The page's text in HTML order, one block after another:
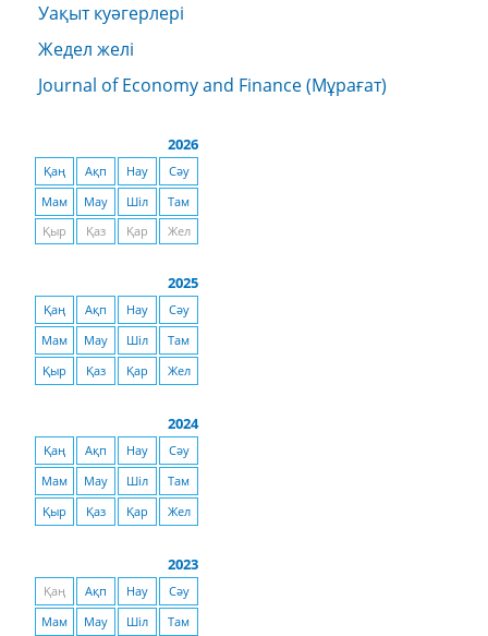
Уақыт куәгерлері
Жедел желі
Journal of Economy and Finance (Мұрағат)
2026
Қаң Ақп Нау
Сәу
Мам
Мау Шіл
Там
Қыр
Қаз Қар Жел
2025
Қаң Ақп Нау
Сәу
Мам
Мау Шіл
Там
Қыр
Қаз Қар Жел
2024
Қаң Ақп Нау
Сәу
Мам
Мау Шіл
Там
Қыр
Қаз Қар Жел
2023
Қаң Ақп Нау
Сәу
Мам
Мау Шіл Там